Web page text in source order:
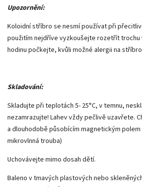
Upozornění:
Koloidní stříbro se nesmí používat při
použitím nejdříve vyzkoušejte rozetřít trochu
hodinu počkejte, kvůli možné alergii na
Skladování:
Skladujte při teplotách 5- 25°C, v temnu,
nezamrazujte! Lahev vždy pečlivě uzavřete.
a dlouhodobě působícím magnetickým polem
mikrovlnná trouba)
Uchovávejte mimo dosah dětí.
Baleno v tmavých plastových nebo